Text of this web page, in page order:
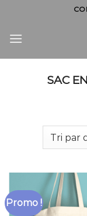
content
SAC
Promo !